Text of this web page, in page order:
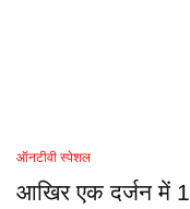
ऑनटीवी स्पेशल
आखिर एक दर्जन में